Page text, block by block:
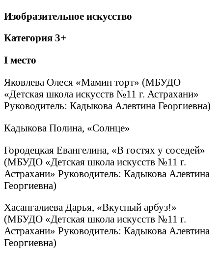
Изобразительное искусство
Категория 3+
I место
Яковлева Олеся «Мамин торт» (МБУДО
«Детская школа искусств №11 г. Астрахани»
Руководитель: Кадыкова Алевтина Георгиевна)
Кадыкова Полина, «Солнце»
Городецкая Евангелина, «В гостях у соседей»
(МБУДО «Детская школа искусств №11 г.
Астрахани» Руководитель: Кадыкова Алевтина
Георгиевна)
Хасангалиева Дарья, «Вкусный арбуз!»
(МБУДО «Детская школа искусств №11 г.
Астрахани» Руководитель: Кадыкова Алевтина
Георгиевна)